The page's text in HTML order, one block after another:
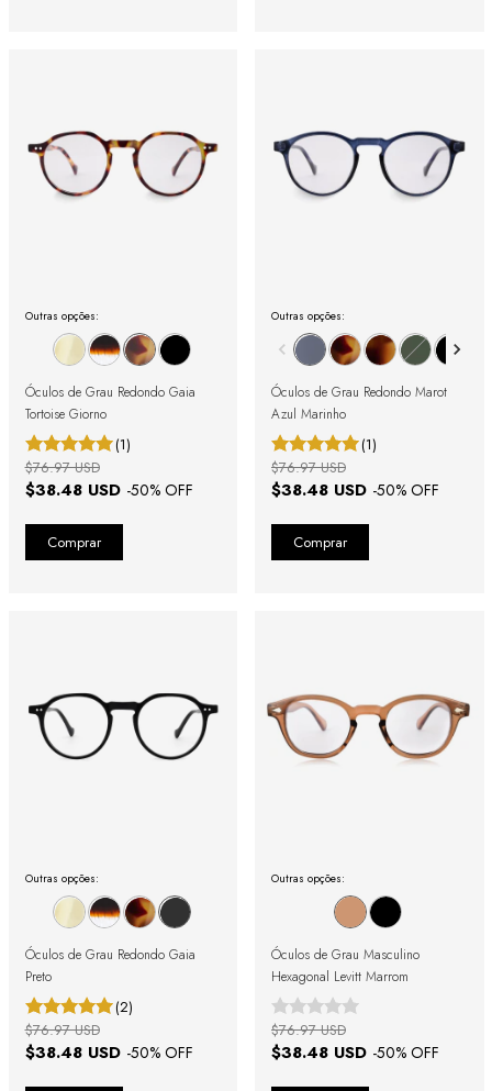
Outras opções:
Óculos de Grau Redondo Gaia
Tortoise Giorno
(1)
$38.48 USD -50% OFF
$76.97 USD
Outras opções:
Óculos de Grau Redondo Marot
Azul Marinho
(1)
$38.48 USD -50% OFF
$76.97 USD
Outras opções:
Óculos de Grau Redondo Gaia
Preto
(2)
$38.48 USD -50% OFF
$76.97 USD
Outras opções:
Óculos de Grau Masculino
Hexagonal Levitt Marrom
$38.48 USD -50% OFF
$76.97 USD